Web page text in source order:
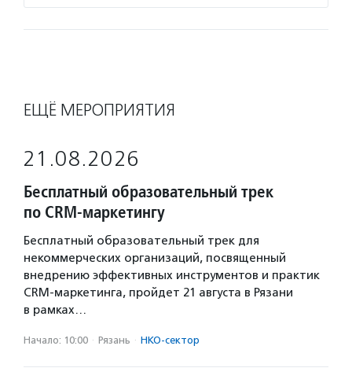
ЕЩЁ МЕРОПРИЯТИЯ
21.08.2026
Бесплатный образовательный трек
по CRM-маркетингу
Бесплатный образовательный трек для
некоммерческих организаций, посвященный
внедрению эффективных инструментов и практик
CRM-маркетинга, пройдет 21 августа в Рязани
в рамках…
Начало: 10:00 · Рязань · НКО-сектор